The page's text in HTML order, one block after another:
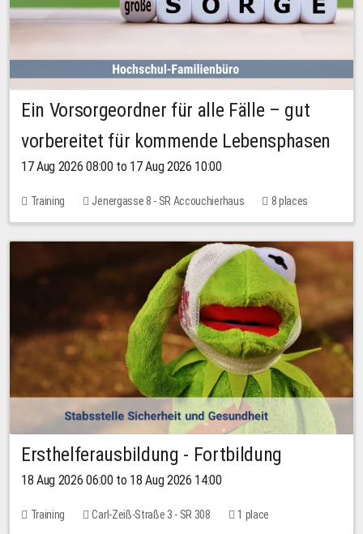
Ein Vorsorgeordner für alle Fälle – gut
vorbereitet für kommende Lebensphasen
17 Aug 2026 08:00 to 17 Aug 2026 10:00
Training Jenergasse 8 - SR Accouchierhaus 8 places
Ersthelferausbildung - Fortbildung
18 Aug 2026 06:00 to 18 Aug 2026 14:00
Training Carl-Zeiß-Straße 3 - SR 308 1 place